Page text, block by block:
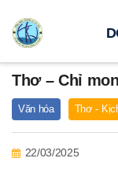
Thơ – Chỉ
Văn hóa Thơ -
22/03/2025